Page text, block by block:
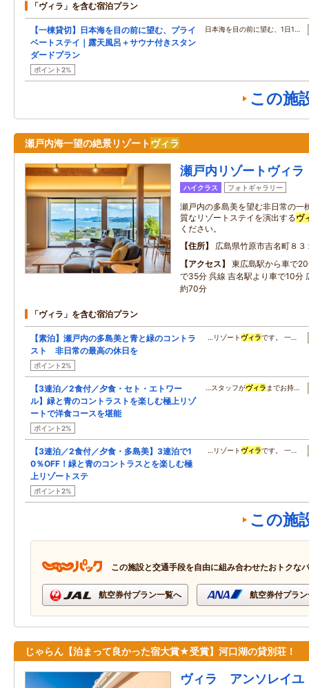
「ヴィラ」を含む宿泊プラン
【一棟貸切】日本海を目の前に望む、プライ
ベートステイ｜露天風呂＋サウナ付きスタン
ダードプラン
ポイント2%
日本海を目の前に望む、1日1…
この施
瀬戸内海一望の絶景リゾートヴィラ
瀬戸内リゾートヴィラ
ハイクラス フォトギャラリー
瀬戸内の多島美を望む非日常の一
質なリゾートステイを演出するヴ
ください。
住所
広島県竹原市吉名町８３
アクセス
東広島駅から車で
で35分 呉線 吉名駅より車で10分
約70分
「ヴィラ」を含む宿泊プラン
【素泊】瀬戸内の多島美と青と緑のコントラ
スト 非日常の最高の休日を
ポイント2%
…リゾート ヴィラです。 一…
【3連泊／2食付／夕食・セト・エトワー
ル】緑と青のコントラストを楽しむ極上リゾ
ートで洋食コースを堪能
ポイント2%
…スタッフがヴィラ までお持…
【3連泊／2食付／夕食・多島美】3連泊で1
0％OFF！緑と青のコントラスとを楽しむ極
上リゾートステ
ポイント2%
…リゾート ヴィラです。 一…
この施
この施設と交通手段を自由に組み合わせたおトクな
航空券付プラン一覧へ 航空券付プラ
じゃらん【泊まって良かった宿大賞★受賞】河口湖の貸別荘！
ヴィラ アンソレイユ